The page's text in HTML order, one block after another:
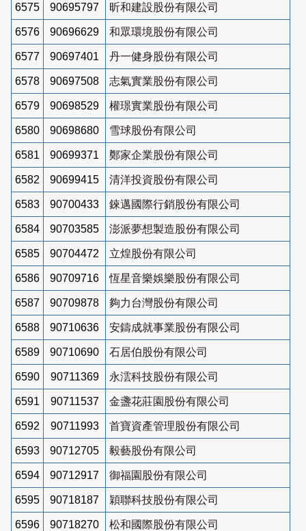
6575 90695797 昕和建設股份有限公司
6576 90696629 和眾環境股份有限公司
6577 90697401 丹一健身股份有限公司
6578 90697508 志氣實業股份有限公司
6579 90698529 權璟實業股份有限公司
6580 90698680 雪球股份有限公司
6581 90699371 鄭家企業股份有限公司
6582 90699415 清洋投資股份有限公司
6583 90700433 錸邁國際行銷股份有限公司
6584 90703585 澎派夢想製造股份有限公司
6585 90704472 立煌股份有限公司
6586 90709716 恆星音樂娛樂股份有限公司
6587 90709878 夠力台灣股份有限公司
6588 90710636 安鑄成就事業股份有限公司
6589 90710690 石居伯股份有限公司
6590 90711369 永澐科技股份有限公司
6591 90711537 金盞花莊園股份有限公司
6592 90711993 首寶資產管理股份有限公司
6593 90712705 毅藝股份有限公司
6594 90712917 御福園股份有限公司
6595 90718187 穎聯科技股份有限公司
6596 90718270 松和國際股份有限公司